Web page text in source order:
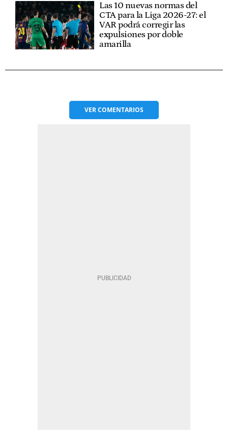
Las 10 nuevas normas del
CTA para la Liga 2026-27: el
VAR podrá corregir las
expulsiones por doble
amarilla
VERCOMENTARIOS